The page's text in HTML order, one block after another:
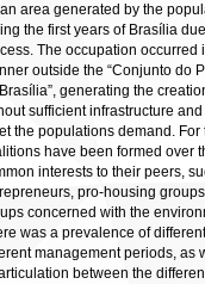
area generated by the
the first years of Brasília
The occupation occurred
outside the “Conjunto do
generating the
sufficient infrastructure
the populations demand. For
have been formed over
interests to their peers,
pro-housing
concerned with the
was a prevalence of
management periods, as
between the